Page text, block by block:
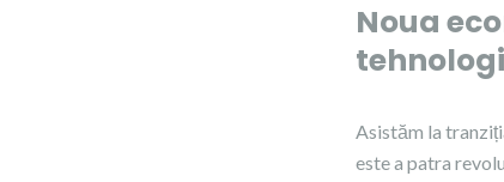
Noua
Asistăm la
este a patra